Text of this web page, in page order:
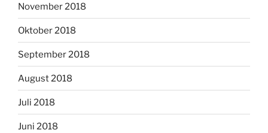
November 2018
Oktober 2018
September 2018
August 2018
Juli 2018
Juni 2018